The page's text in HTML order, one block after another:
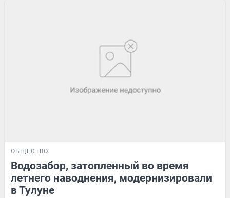
ОБЩЕСТВО
Водозабор, затопленный во время
летнего наводнения, модернизировали
в Тулуне